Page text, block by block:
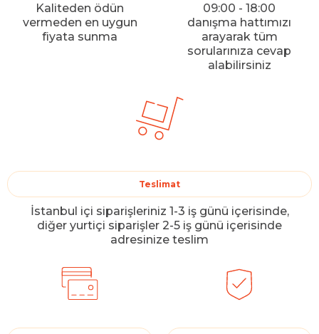
Kaliteden ödün
vermeden en uygun
fiyata sunma
09:00 - 18:00
danışma hattımızı
arayarak tüm
sorularınıza cevap
alabilirsiniz
Teslimat
İstanbul içi siparişleriniz 1-3 iş günü içerisinde,
diğer yurtiçi siparişler 2-5 iş günü içerisinde
adresinize teslim